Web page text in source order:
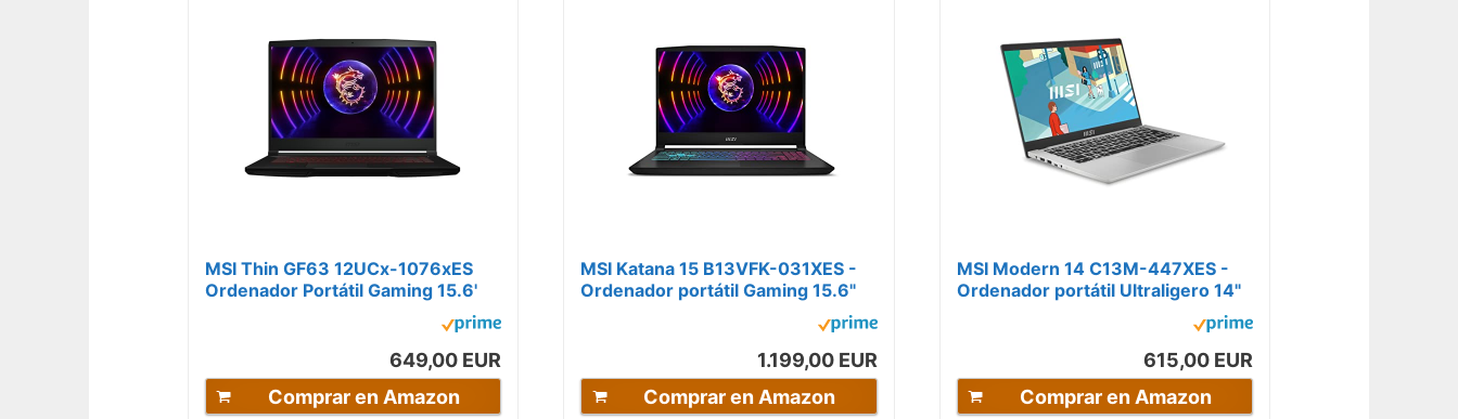
MSI Thin GF63 12UCx-1076xES
Ordenador Portátil Gaming 15.6'
649,00 EUR
Comprar en Amazon
MSI Katana 15 B13VFK-031XES -
Ordenador portátil Gaming 15.6"
1.199,00 EUR
Comprar en Amazon
MSI Modern 14 C13M-447XES -
Ordenador portátil Ultraligero 14"
615,00 EUR
Comprar en Amazon